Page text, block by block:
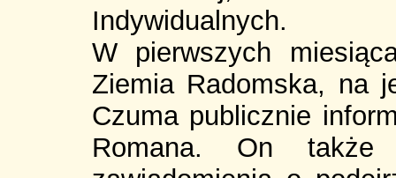
Indywidualnych.
W pierwszych
Ziemia Radomska, na
Czuma publicznie
Romana. On także